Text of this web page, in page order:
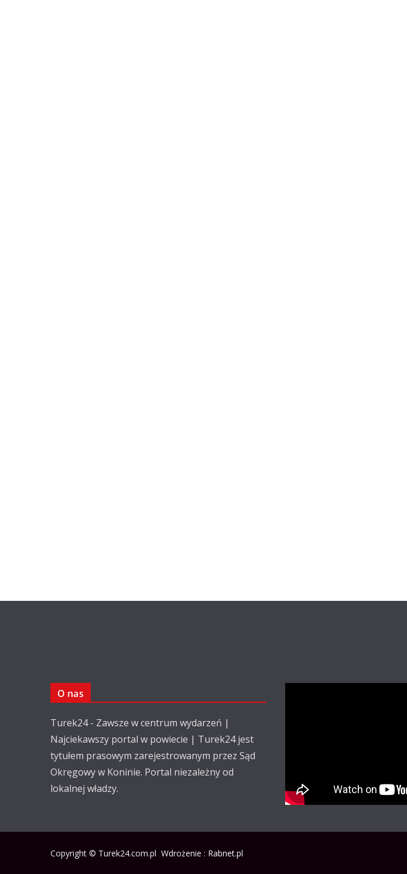
O nas
Turek24 - Zawsze w centrum wydarzeń |
Najciekawszy portal w powiecie | Turek24 jest
tytułem prasowym zarejestrowanym przez Sąd
Okręgowy w Koninie. Portal niezależny od
lokalnej władzy.
Copyright © Turek24.com.pl Wdrożenie : Rabnet.pl